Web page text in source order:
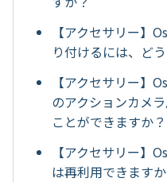
【アクセサリー】
り付けるには、ど
【アクセサリー】
のアクションカメ
ことができますか？
【アクセサリー】
は再利用できますか